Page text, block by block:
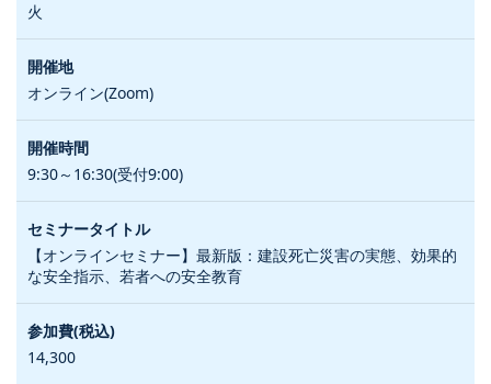
火
オンライン(Zoom)
9:30～16:30(受付9:00)
【オンラインセミナー】最新版：建設死亡災害の実態、効果的
な安全指示、若者への安全教育
14,300